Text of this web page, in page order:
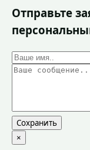
Отправьте
Сохранить
×